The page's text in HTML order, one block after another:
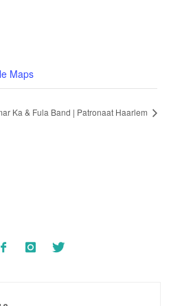
Maps
Ka & Fula Band | Patronaat Haarlem